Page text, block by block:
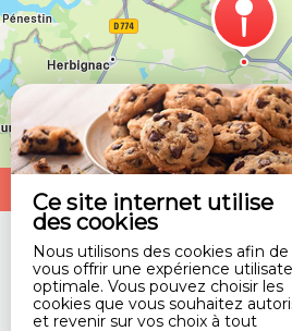
Ce site internet utilise
des cookies
Nous utilisons des cookies afin de
vous offrir une expérience
optimale. Vous pouvez choisir les
cookies que vous souhaitez
et revenir sur vos choix à tout
Venir chez
Gite du Calvaire
6 Route de Beaulieu
44160 Pontchâteau -